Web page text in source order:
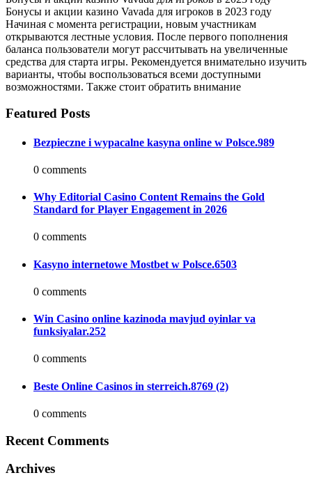
Бонусы и акции казино Vavada для игроков в 2023 году
Начиная с момента регистрации, новым участникам
открываются лестные условия. После первого пополнения
баланса пользователи могут рассчитывать на увеличенные
средства для старта игры. Рекомендуется внимательно изучить
варианты, чтобы воспользоваться всеми доступными
возможностями. Также стоит обратить внимание
Featured Posts
Bezpieczne i wypacalne kasyna online w Polsce.989
0 comments
Why Editorial Casino Content Remains the Gold
Standard for Player Engagement in 2026
0 comments
Kasyno internetowe Mostbet w Polsce.6503
0 comments
Win Casino online kazinoda mavjud oyinlar va
funksiyalar.252
0 comments
Beste Online Casinos in sterreich.8769 (2)
0 comments
Recent Comments
Archives